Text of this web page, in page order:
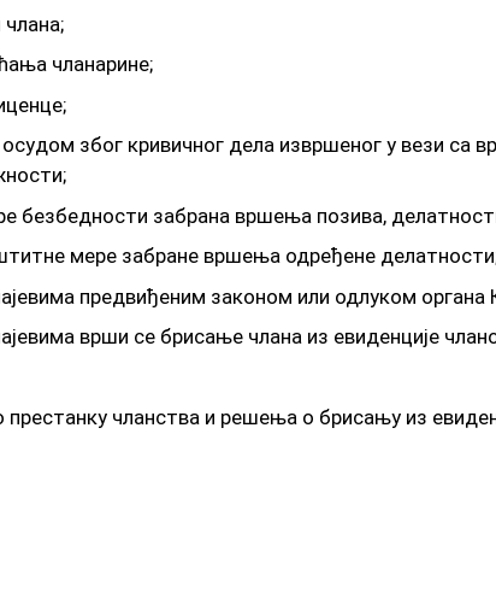
члана;
чланарине;
због кривичног дела извршеног у вези са
безбедности забрана вршења позива,
мере забране вршења одређене
предвиђеним законом или одлуком органа
врши се брисање члана из евиденције
чланства и решења о брисању из